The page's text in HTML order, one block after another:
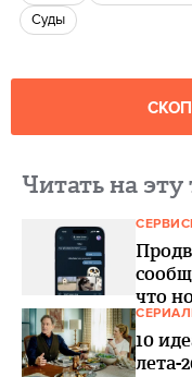
суды
Читать на эту
что
10
лета-